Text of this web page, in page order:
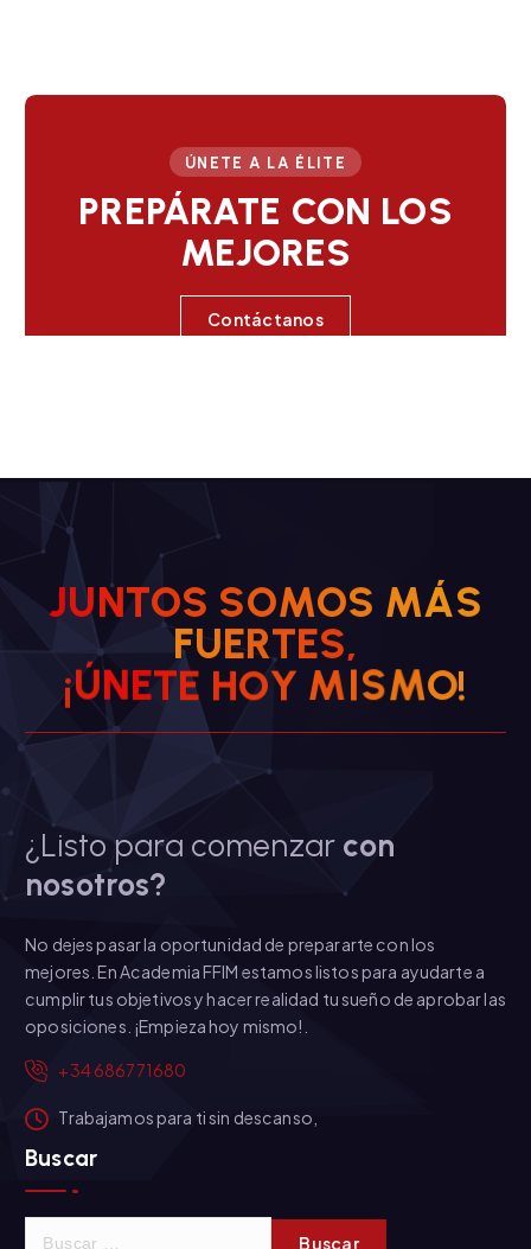
ÚNETE A LA ÉLITE
PREPÁRATE CON LOS
MEJORES
Contáctanos
JUNTOS SOMOS MÁS
FUERTES,
¡ÚNETE HOY MISMO!
¿Listo para comenzarcon
nosotros?
No dejes pasar la oportunidad de prepararte con los
mejores. En Academia FFIM estamos listos para ayudarte a
cumplir tus objetivos y hacer realidad tu sueño de aprobar las
oposiciones. ¡Empieza hoy mismo!.
+34 686771680
Trabajamos para ti sin descanso,
Buscar